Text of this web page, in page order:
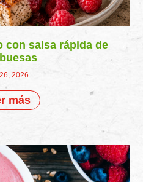
con salsa rápida de
2026
más